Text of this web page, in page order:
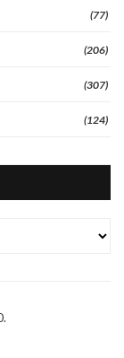
(77)
(206)
(307)
(124)